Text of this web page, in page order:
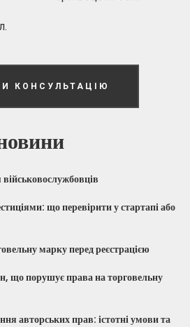
КОНСУЛЬТАЦІЮ
що перевірити у стартапі або
марку перед реєстрацією
що порушує права на торговельну
авторських прав: істотні умови та